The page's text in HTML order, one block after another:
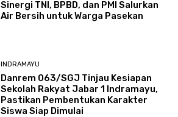
Sinergi TNI, BPBD, dan PMI Salurkan
Air Bersih untuk Warga Pasekan
INDRAMAYU
Danrem 063/SGJ Tinjau Kesiapan
Sekolah Rakyat Jabar 1 Indramayu,
Pastikan Pembentukan Karakter
Siswa Siap Dimulai